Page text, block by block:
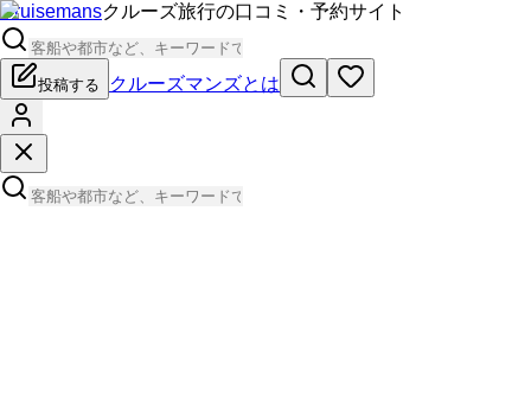
Cruisemansクルーズ旅行の口コミ・予約サイト
投稿する クルーズマンズとは